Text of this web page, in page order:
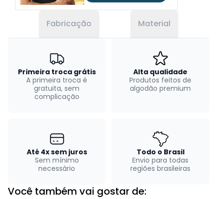
Fabricação Material
Primeira troca grátis
A primeira troca é
gratuita, sem
complicação
Alta qualidade
Produtos feitos de
algodão premium
Até 4x sem juros
Sem mínimo
necessário
Todo o Brasil
Envio para todas
regiões brasileiras
Você também vai gostar de: